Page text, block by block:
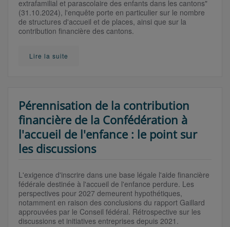
extrafamilial et parascolaire des enfants dans les cantons"
(31.10.2024), l'enquête porte en particulier sur le nombre
de structures d'accueil et de places, ainsi que sur la
contribution financière des cantons.
Lire la suite
Pérennisation de la contribution
financière de la Confédération à
l'accueil de l'enfance : le point sur
les discussions
L'exigence d'inscrire dans une base légale l'aide financière
fédérale destinée à l'accueil de l'enfance perdure. Les
perspectives pour 2027 demeurent hypothétiques,
notamment en raison des conclusions du rapport Gaillard
approuvées par le Conseil fédéral. Rétrospective sur les
discussions et initiatives entreprises depuis 2021.